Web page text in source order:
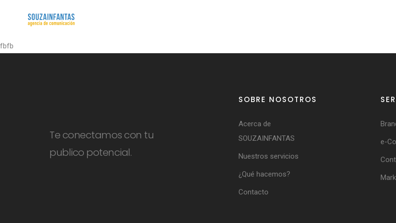
fbfb
Te conectamos con tu
publico potencial.
SOBRE NOSOTROS
Acerca de
SOUZAINFANTAS
Nuestros servicios
¿Qué hacemos?
Contacto
e-